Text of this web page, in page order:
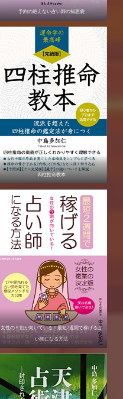
予約の絶えない占い師の知恵袋
四柱推命教本
女性の９割が向いている！最短2週間で稼げる占
い師になる方法